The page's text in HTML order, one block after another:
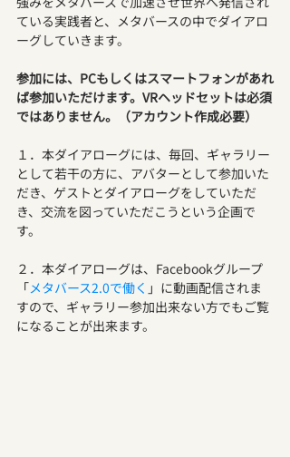
ている実践者と、メタバースの中でダイアロ
ーグしていきます。
参加には、PCもしくはスマートフォンがあれ
ば参加いただけます。VRヘッドセットは必須
ではありません。（アカウント作成必要）
１．本ダイアローグには、毎回、ギャラリー
として若干の方に、アバターとして参加いた
だき、ゲストとダイアローグをしていただ
き、交流を図っていただこうという企画で
す。
２．本ダイアローグは、Facebookグループ
「メタバース2.0で働く 」に動画配信されま
すので、ギャラリー参加出来ない方でもご覧
になることが出来ます。